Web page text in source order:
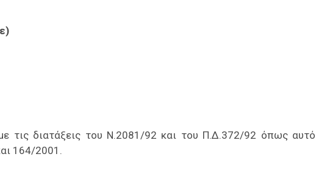
τις διατάξεις του Ν.2081/92 και του Π.Δ.372/92 όπως αυτό
164/2001.